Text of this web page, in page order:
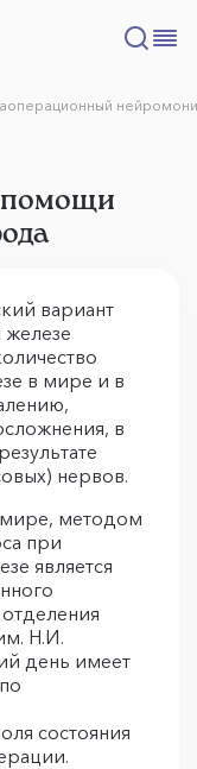
помощи
вариант
в мире и в
в
нервов.
методом
при
является
Н.И.
день имеет
состояния